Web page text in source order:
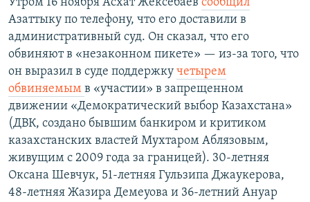
Утром 16 ноября Асхат Жексебаев сообщил
Азаттыку по телефону, что его доставили в
административный суд. Он сказал, что его
обвиняют в «незаконном пикете» — из-за того, что
он выразил в суде поддержку четырем
обвиняемым в «участии» в запрещенном
движении «Демократический выбор Казахстана»
(ДВК, создано бывшим банкиром и критиком
казахстанских властей Мухтаром Аблязовым,
живущим с 2009 года за границей). 30-летняя
Оксана Шевчук, 51-летняя Гульзипа Джаукерова,
48-летняя Жазира Демеуова и 36-летний Ануар